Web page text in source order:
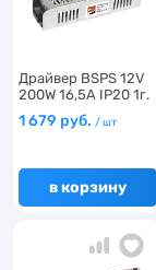
Драйвер BSPS 12V
200W 16,5A IP20 1г.
…
1 679 руб. / шт
в корзину